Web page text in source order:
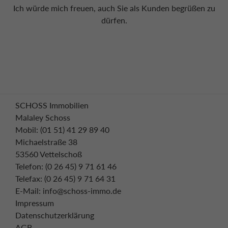
Ich würde mich freuen, auch Sie als Kunden begrüßen zu
dürfen.
SCHOSS Immobilien
Malaley Schoss
Mobil: (01 51) 41 29 89 40
Michaelstraße 38
53560 Vettelschoß
Telefon: (0 26 45) 9 71 61 46
Telefax: (0 26 45) 9 71 64 31
E-Mail: info@schoss-immo.de
Impressum
Datenschutzerklärung